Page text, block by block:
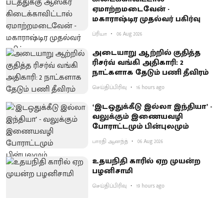
ஏமாற்றமடைவேன் -
மகாராஷ்டிர முதல்வர் பகிர்வு
ப்ரியா 06 Aug 2026
அடையாறு ஆற்றில் குதித்த
ரிசர்வ் வங்கி அதிகாரி: 2
நாட்களாக தேடும் பணி தீவிரம்
செய்திப்பிரிவு 16 hours ago
‘இடஒதுக்கீடு இல்லா இந்தியா’ -
வலுக்கும் இணையவழி
போராட்டமும் பின்புலமும்
பாரதி ஆனந்த் 06 Aug 2026
உதயநிதி காரில் ஏற முயன்ற
பழனிசாமி
செய்திப்பிரிவு 19 hours ago